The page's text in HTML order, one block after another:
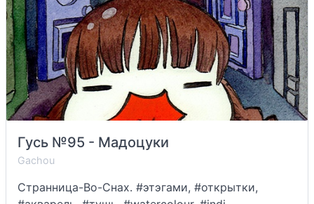
Гусь №95 - Мадоцуки
Gachou
Странница-Во-Снах. #этэгами, #открытки,